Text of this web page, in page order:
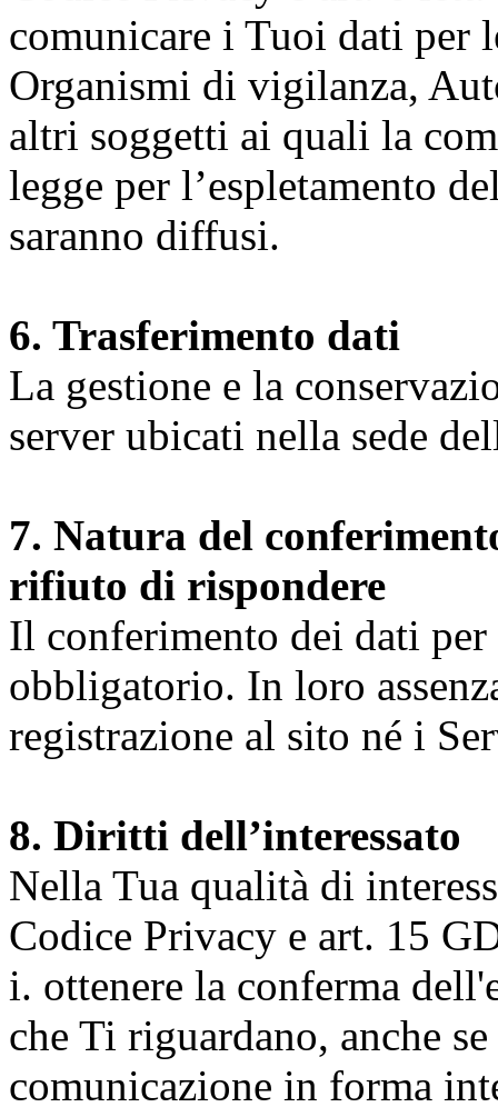
comunicare i Tuoi dati per
Organismi di vigilanza,
altri soggetti ai quali la
legge per l’espletamento
saranno diffusi.
6. Trasferimento dati
La gestione e la
server ubicati nella sede
7. Natura del
rifiuto di rispondere
Il conferimento dei dati
obbligatorio. In loro
registrazione al sito né i
8. Diritti dell’interessato
Nella Tua qualità di
Codice Privacy e art. 15
i. ottenere la conferma
che Ti riguardano, anche
comunicazione in forma